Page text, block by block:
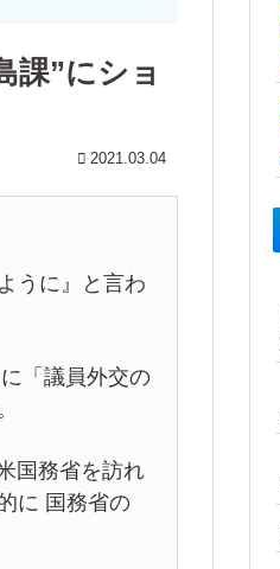
課”にショ
2021.03.04
うに』と言わ
「議員外交の
国務省を訪れ
に 国務省の